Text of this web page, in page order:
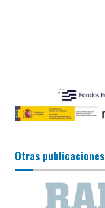
Otras publicaciones